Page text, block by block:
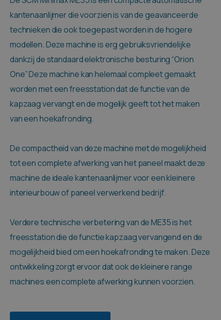
kantenaanlijmer die voorzien is van de geavanceerde
technieken die ook toegepast worden in de hogere
modellen. Deze machine is erg gebruiksvriendelijke
dankzij de standaard elektronische besturing “Orion
One” Deze machine kan helemaal compleet gemaakt
worden met een freesstation dat de functie van de
kapzaag vervangt en de mogelijk geeft tot het maken
van een hoekafronding.
De compactheid van deze machine met de mogelijkheid
tot een complete afwerking van het paneel maakt deze
machine de ideale kantenaanlijmer voor een kleinere
interieurbouw of paneel verwerkend bedrijf.
Verdere technische verbetering van de ME35 is het
freesstation die de functie kapzaag vervangend en de
mogelijkheid bied om een hoekafronding te maken. Deze
ontwikkeling zorgt ervoor dat ook de kleinere range
machines een complete afwerking kunnen voorzien.